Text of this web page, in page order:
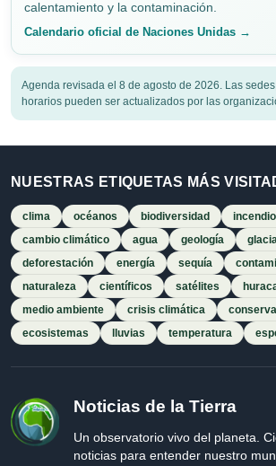
calentamiento y la contaminación.
Calendario oficial de Naciones Unidas →
Agenda revisada el 8 de agosto de 2026. Las
horarios pueden ser actualizados por las
NUESTRAS ETIQUETAS MÁS
clima océanos biodiversidad
cambio climático
agua geología
deforestación
energía sequía
naturaleza
científicos satélites
medio ambiente
crisis climática
ecosistemas
lluvias temperatura
Noticias de la Tierra
Un observatorio vivo del planeta.
noticias para entender nuestro